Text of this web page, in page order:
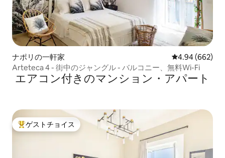
ナポリの一軒家 レビュー662
4.94 (662)
Arteteca 4 - 街中のジャングル - バルコニー、無料Wi-Fi
エアコン付きのマンション・アパート
大好評のゲストチョイスです。
ゲストチョイス